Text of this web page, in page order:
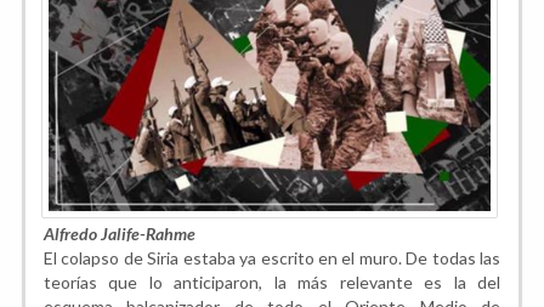
Alfredo Jalife-Rahme
El colapso de Siria estaba ya escrito en el muro. De todas las
teorías que lo anticiparon, la más relevante es la del